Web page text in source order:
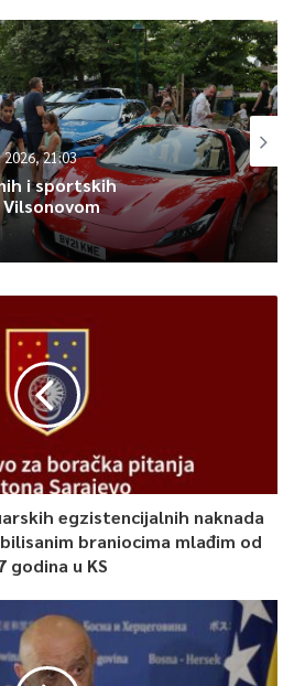
21:03
i sportskih
egzistencijalnih naknada
braniocima mlađim od
godina u KS